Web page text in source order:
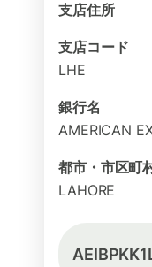
支店住所
支店コード
LHE
銀行名
AMERICAN
都市・市区町
LAHORE